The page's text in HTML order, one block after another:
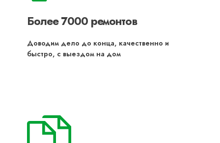
Более 7000 ремонтов
Доводим дело до конца, качественно и
быстро, с выездом на дом